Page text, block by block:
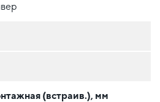
(встраив.), мм